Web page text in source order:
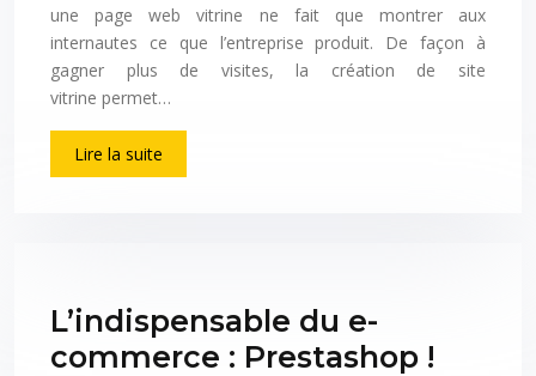
une page web vitrine ne fait que montrer aux
internautes ce que l’entreprise produit. De façon à
gagner plus de visites, la création de site
vitrine permet…
Lire la suite
L’indispensable du e-
commerce : Prestashop !